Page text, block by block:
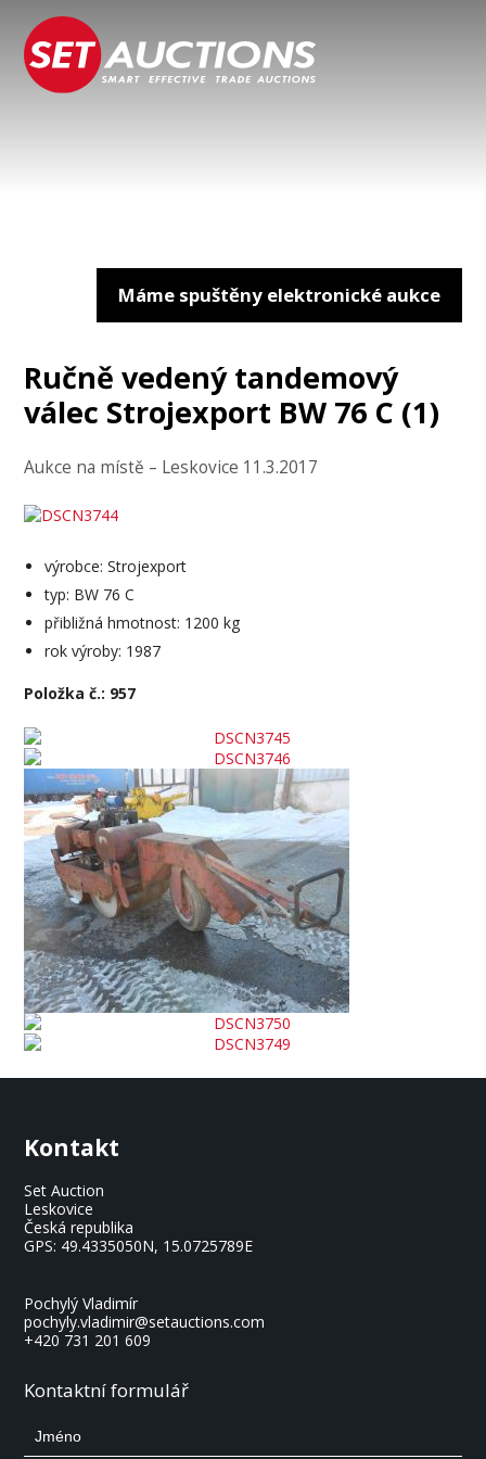
Máme spuštěny elektronické aukce
Ručně vedený tandemový
válec Strojexport BW 76 C (1)
Aukce na místě – Leskovice 11.3.2017
výrobce: Strojexport
typ: BW 76 C
přibližná hmotnost: 1200 kg
rok výroby: 1987
Položka č.: 957
Kontakt
Set Auction
Leskovice
Česká republika
GPS: 49.4335050N, 15.0725789E
Pochylý Vladimír
pochyly.vladimir@setauctions.com
+420 731 201 609
Kontaktní formulář